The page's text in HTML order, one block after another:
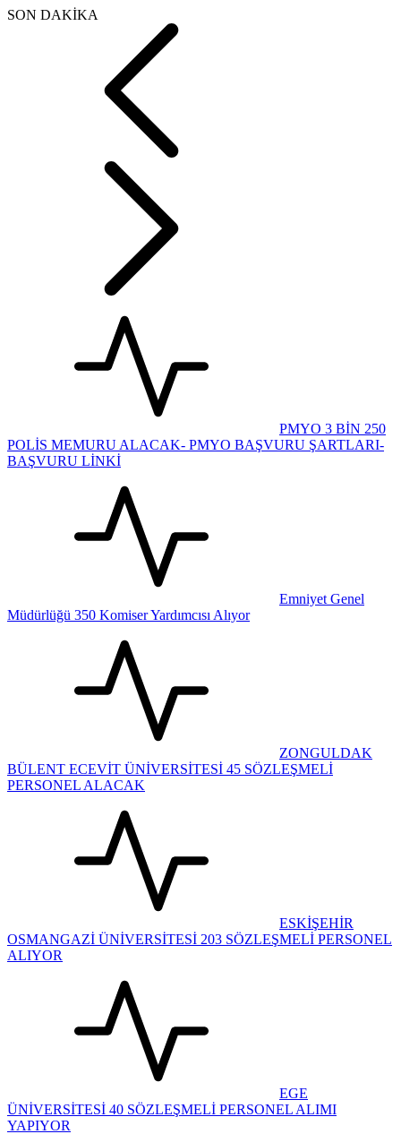
SON DAKİKA
PMYO 3 BİN 250
POLİS MEMURU ALACAK- PMYO BAŞVURU ŞARTLARI-
BAŞVURU LİNKİ
Emniyet Genel
Müdürlüğü 350 Komiser Yardımcısı Alıyor
ZONGULDAK
BÜLENT ECEVİT ÜNİVERSİTESİ 45 SÖZLEŞMELİ
PERSONEL ALACAK
ESKİŞEHİR
OSMANGAZİ ÜNİVERSİTESİ 203 SÖZLEŞMELİ PERSONEL
ALIYOR
EGE
ÜNİVERSİTESİ 40 SÖZLEŞMELİ PERSONEL ALIMI
YAPIYOR